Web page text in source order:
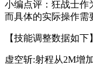
小编点评：狂战士作
而具体的实际操作需
【技能调整数据如下】
虚空斩:射程从2M增